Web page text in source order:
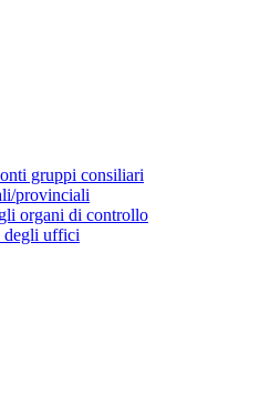
gruppi consiliari
provinciali
organi di controllo
degli uffici